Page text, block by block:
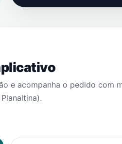
e acompanha o pedido com
.